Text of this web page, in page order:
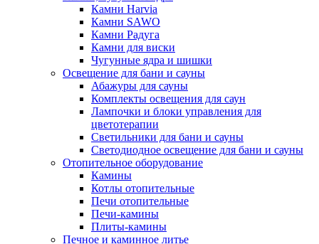
Камни Harvia
Камни SAWO
Камни Радуга
Камни для виски
Чугунные ядра и шишки
Освещение для бани и сауны
Абажуры для сауны
Комплекты освещения для саун
Лампочки и блоки управления для
цветотерапии
Светильники для бани и сауны
Светодиодное освещение для бани и сауны
Отопительное оборудование
Камины
Котлы отопительные
Печи отопительные
Печи-камины
Плиты-камины
Печное и каминное литье